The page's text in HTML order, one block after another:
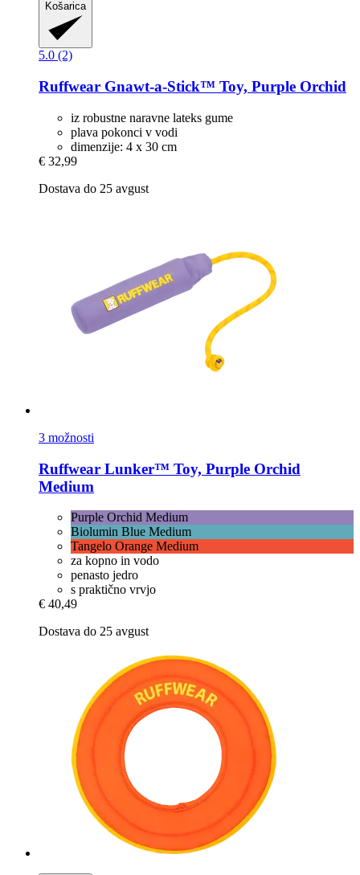
Košarica
5.0 (2)
Ruffwear Gnawt-​a-​Stick™ Toy, Purple Orchid
iz robustne naravne lateks gume
plava pokonci v vodi
dimenzije: 4 x 30 cm
€ 32,99
Dostava do 25 avgust
3 možnosti
Ruffwear Lunker™ Toy, Purple Orchid
Medium
Purple Orchid Medium
Biolumin Blue Medium
Tangelo Orange Medium
za kopno in vodo
penasto jedro
s praktično vrvjo
€ 40,49
Dostava do 25 avgust